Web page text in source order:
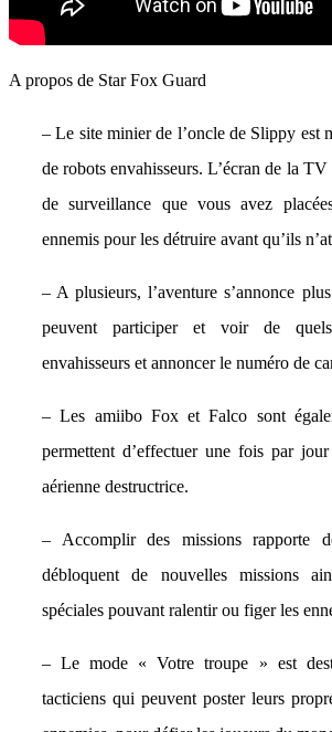
A propos de Star Fox Guard
– Le site minier de l’oncle de Slippy est
de robots envahisseurs. L’écran de la
de surveillance que vous avez
ennemis pour les détruire avant qu’ils
– A plusieurs, l’aventure s’annonce
peuvent participer et voir de
envahisseurs et annoncer le numéro de
– Les amiibo Fox et Falco sont
permettent d’effectuer une fois par
aérienne destructrice.
– Accomplir des missions rapporte
débloquent de nouvelles missions
spéciales pouvant ralentir ou figer les
– Le mode « Votre troupe » est
tacticiens qui peuvent poster leurs